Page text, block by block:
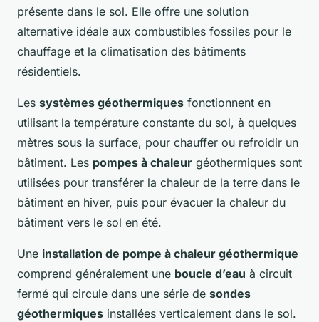
présente dans le sol. Elle offre une solution
alternative idéale aux combustibles fossiles pour le
chauffage et la climatisation des bâtiments
résidentiels.
Les systèmes géothermiques fonctionnent en
utilisant la température constante du sol, à quelques
mètres sous la surface, pour chauffer ou refroidir un
bâtiment. Les pompes à chaleur géothermiques sont
utilisées pour transférer la chaleur de la terre dans le
bâtiment en hiver, puis pour évacuer la chaleur du
bâtiment vers le sol en été.
Une installation de pompe à chaleur géothermique
comprend généralement une boucle d’eau à circuit
fermé qui circule dans une série de sondes
géothermiques installées verticalement dans le sol.